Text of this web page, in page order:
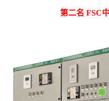
第二名 FSC